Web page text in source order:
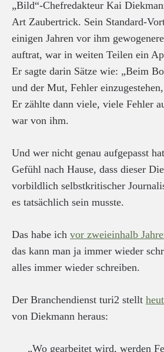
„Bild“-Chefredakteur Kai
Art Zaubertrick. Sein Standard-
einigen Jahren vor ihm
auftrat, war in weiten Teilen ein
Er sagte darin Sätze wie: „Beim
und der Mut, Fehler
Er zählte dann viele, viele Fehler
war von ihm.
Und wer nicht genau aufgepasst
Gefühl nach Hause, dass dieser
vorbildlich selbstkritischer
es tatsächlich sein musste.
Das habe ich vor zweieinhalb
das kann man ja immer wieder
alles immer wieder schreiben.
Der Branchendienst turi2 stellt
von Diekmann heraus:
„Wo gearbeitet wird, werden